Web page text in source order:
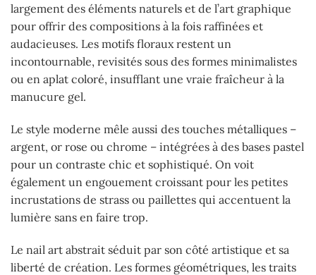
largement des éléments naturels et de l’art graphique
pour offrir des compositions à la fois raffinées et
audacieuses. Les motifs floraux restent un
incontournable, revisités sous des formes minimalistes
ou en aplat coloré, insufflant une vraie fraîcheur à la
manucure gel.
Le style moderne mêle aussi des touches métalliques –
argent, or rose ou chrome – intégrées à des bases pastel
pour un contraste chic et sophistiqué. On voit
également un engouement croissant pour les petites
incrustations de strass ou paillettes qui accentuent la
lumière sans en faire trop.
Le nail art abstrait séduit par son côté artistique et sa
liberté de création. Les formes géométriques, les traits